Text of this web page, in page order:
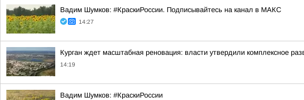
Вадим Шумков: #КраскиРоссии. Подписывайтесь на канал в МАКС
14:27
Курган ждет масштабная реновация: власти утвердили комплексное
14:19
Вадим Шумков: #КраскиРоссии